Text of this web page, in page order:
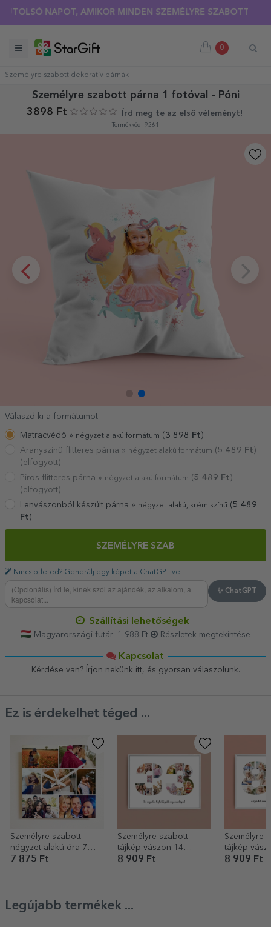
NAPOT, AMIKOR MINDEN SZEMÉLYRE SZABOTT PÓLÓRA
NYÁRI KIÁRUSÍTÁS 🌴 AKÁR 40%-OS KEDVEZMÉNY TÖBB
0
Személyre szabott dekoratív párnák
Személyre szabott párna 1 fotóval - Póni
3898 Ft
Írd meg te az első véleményt!
Termékkód: 9261
Válaszd ki a formátumot
Matracvédő » négyzet alakú formátum ( 3 898 Ft )
Aranyszínű flitteres párna » négyzet alakú formátum (5 489 Ft )
(elfogyott)
Piros flitteres párna » négyzet alakú formátum (5 489 Ft )
(elfogyott)
Lenvászonból készült párna » négyzet alakú, krém színű (5 489
Ft )
SZEMÉLYRE SZAB
Nincs ötleted? Generálj egy képet a ChatGPT-vel
✨ ChatGPT
Szállítási lehetőségek
Magyarországi futár: 1 988 Ft Részletek megtekintése
Kapcsolat
Kérdése van? Írjon nekünk itt, és gyorsan válaszolunk.
Ez is érdekelhet téged ...
Személyre szabott
négyzet alakú óra 7
fotóval
7 875 Ft
Személyre szabott
tájkép vászon 14
fotóval, 33-as
8 909 Ft
Személyre
tájkép
fotóval, 80-
8 909 Ft
Legújabb termékek ...